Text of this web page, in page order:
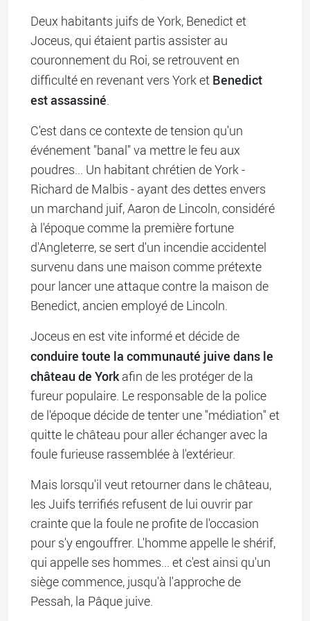
Deux habitants juifs de York, Benedict et
Joceus, qui étaient partis assister au
couronnement du Roi, se retrouvent en
difficulté en revenant vers York et Benedict
est assassiné.
C'est dans ce contexte de tension qu'un
événement "banal" va mettre le feu aux
poudres... Un habitant chrétien de York -
Richard de Malbis - ayant des dettes envers
un marchand juif, Aaron de Lincoln, considéré
à l'époque comme la première fortune
d'Angleterre, se sert d'un incendie accidentel
survenu dans une maison comme prétexte
pour lancer une attaque contre la maison de
Benedict, ancien employé de Lincoln.
Joceus en est vite informé et décide de
conduire toute la communauté juive dans le
château de Yorkafin de les protéger de la
fureur populaire. Le responsable de la police
de l'époque décide de tenter une "médiation" et
quitte le château pour aller échanger avec la
foule furieuse rassemblée à l'extérieur.
Mais lorsqu'il veut retourner dans le château,
les Juifs terrifiés refusent de lui ouvrir par
crainte que la foule ne profite de l'occasion
pour s'y engouffrer. L'homme appelle le shérif,
qui appelle ses hommes... et c'est ainsi qu'un
siège commence, jusqu'à l'approche de
Pessah, la Pâque juive.